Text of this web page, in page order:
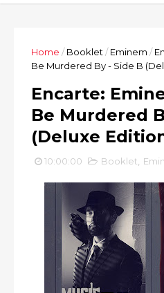
Home / Booklet / Eminem /
Be Murdered By - Side B
Encarte:
Be Murdered
(Deluxe
10:00:00 Booklet